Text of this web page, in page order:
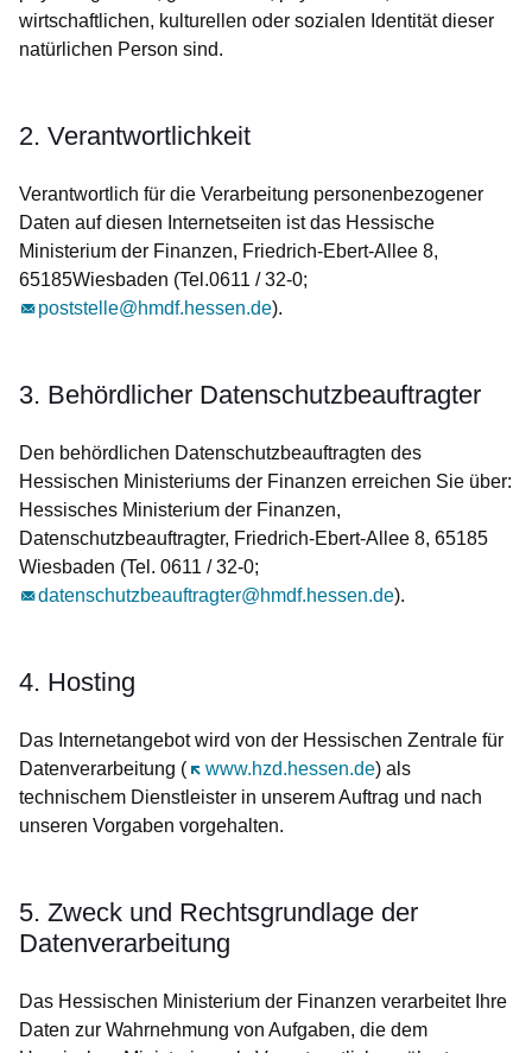
wirtschaftlichen, kulturellen oder sozialen Identität dieser
natürlichen Person sind.
2. Verantwortlichkeit
Verantwortlich für die Verarbeitung personenbezogener
Daten auf diesen Internetseiten ist das Hessische
Ministerium der Finanzen, Friedrich-Ebert-Allee 8,
65185Wiesbaden (Tel.0611 / 32-0;
poststelle@hmdf.hessen.de).
3. Behördlicher Datenschutzbeauftragter
Den behördlichen Datenschutzbeauftragten des
Hessischen Ministeriums der Finanzen erreichen Sie über:
Hessisches Ministerium der Finanzen,
Datenschutzbeauftragter, Friedrich-Ebert-Allee 8, 65185
Wiesbaden (Tel. 0611 / 32-0;
datenschutzbeauftragter@hmdf.hessen.de).
4. Hosting
Das Internetangebot wird von der Hessischen Zentrale für
Datenverarbeitung (
www.hzd.hessen.de
Öffnet sich in einem neuen Fenster
) als
technischem Dienstleister in unserem Auftrag und nach
unseren Vorgaben vorgehalten.
5. Zweck und Rechtsgrundlage der
Datenverarbeitung
Das Hessischen Ministerium der Finanzen verarbeitet Ihre
Daten zur Wahrnehmung von Aufgaben, die dem